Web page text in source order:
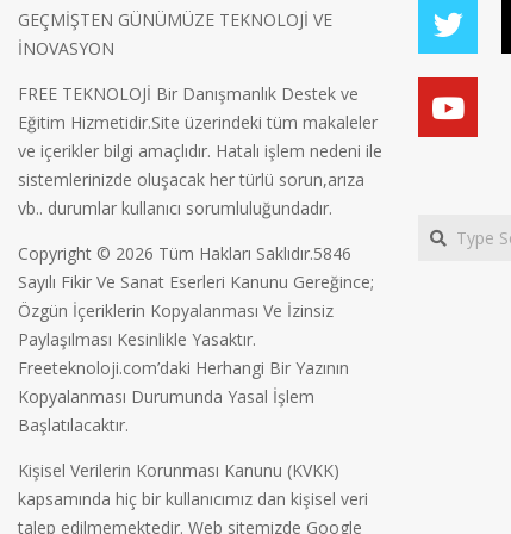
GEÇMİŞTEN GÜNÜMÜZE TEKNOLOJİ VE
İNOVASYON
FREE TEKNOLOJİ Bir Danışmanlık Destek ve
Eğitim Hizmetidir.Site üzerindeki tüm makaleler
ve içerikler bilgi amaçlıdır. Hatalı işlem nedeni ile
sistemlerinizde oluşacak her türlü sorun,arıza
vb.. durumlar kullanıcı sorumluluğundadır.
Copyright © 2026 Tüm Hakları Saklıdır.5846
Sayılı Fikir Ve Sanat Eserleri Kanunu Gereğince;
Özgün İçeriklerin Kopyalanması Ve İzinsiz
Paylaşılması Kesinlikle Yasaktır.
Freeteknoloji.com’daki Herhangi Bir Yazının
Kopyalanması Durumunda Yasal İşlem
Başlatılacaktır.
Kişisel Verilerin Korunması Kanunu (KVKK)
kapsamında hiç bir kullanıcımız dan kişisel veri
talep edilmemektedir. Web sitemizde Google
Search